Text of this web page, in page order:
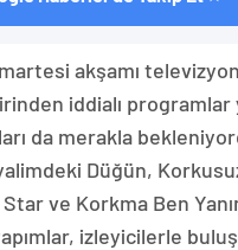
akşamı televizyon
iddialı programlar
da merakla
Düğün,
ve Korkma Ben
izleyicilerle